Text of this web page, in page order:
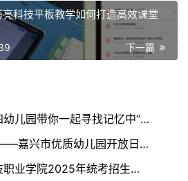
科技平板教学如何打造高效课堂
下一篇
鄂托克旗棋盘井第四幼儿园带你一起寻找记忆中“年味”
展示共研 优质共进——嘉兴市优质幼儿园开放日活动举办
最新消息：株洲科技职业学院2025年统考招生信息发布